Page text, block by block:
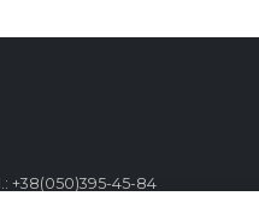
+38(050)395-45-84